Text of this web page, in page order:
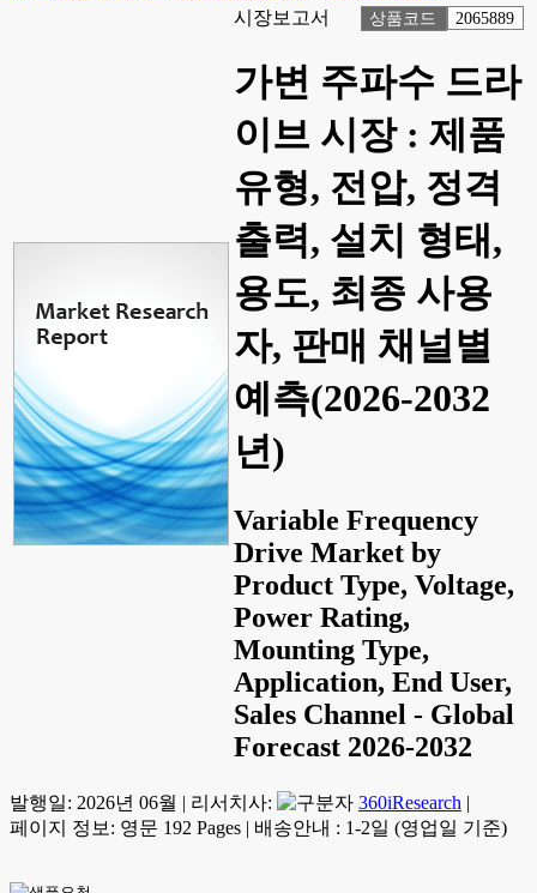
시장보고서
상품코드 2065889
가변 주파수 드라
이브 시장 : 제품
유형, 전압, 정격
출력, 설치 형태,
용도, 최종 사용
자, 판매 채널별
예측(2026-2032
년)
Variable Frequency
Drive Market by
Product Type, Voltage,
Power Rating,
Mounting Type,
Application, End User,
Sales Channel - Global
Forecast 2026-2032
발행일: 2026년 06월 | 리서치사: 360iResearch |
페이지 정보: 영문 192 Pages | 배송안내 : 1-2일 (영업일 기준)